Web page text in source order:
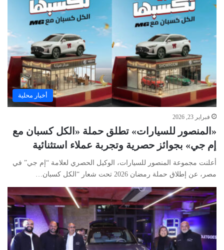
أخبار محلية
فبراير 23, 2026
«المنصور للسيارات» تطلق حملة «الكل كسبان مع
إم جي» بجوائز حصرية وتجربة عملاء استثنائية
أعلنت مجموعة المنصور للسيارات، الوكيل الحصري لعلامة “إم جي” في
مصر، عن إطلاق حملة رمضان 2026 تحت شعار “الكل كسبان…